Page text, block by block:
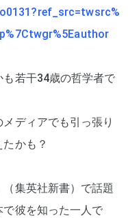
若干34歳の哲学者で
ディアでも引っ張り
かも？
集英社新書）で話題
彼を知った一人で